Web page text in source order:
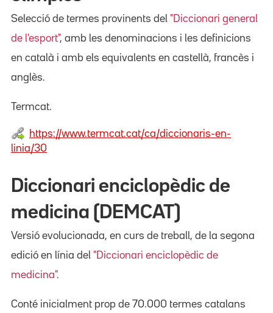
Selecció de termes provinents del "Diccionari general
de l'esport", amb les denominacions i les definicions
en català i amb els equivalents en castellà, francès i
anglès.
Termcat.
https://www.termcat.cat/ca/diccionaris-en-
linia/30
Diccionari enciclopèdic de
medicina (DEMCAT)
Versió evolucionada, en curs de treball, de la segona
edició en línia del "Diccionari enciclopèdic de
medicina".
Conté inicialment prop de 70.000 termes catalans